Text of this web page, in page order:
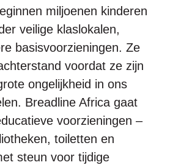
miljoenen kinderen
veilige klaslokalen,
basisvoorzieningen. Ze
voordat ze zijn
ongelijkheid in ons
Breadline Africa gaat
voorzieningen –
toiletten en
steun voor tijdige